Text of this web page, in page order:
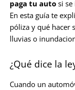
paga tu auto si
En esta guía te
póliza y qué hacer
lluvias o
¿Qué dice la
Cuando un